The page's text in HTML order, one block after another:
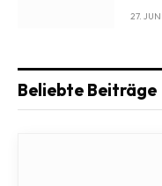
27.
Beliebte Beiträge